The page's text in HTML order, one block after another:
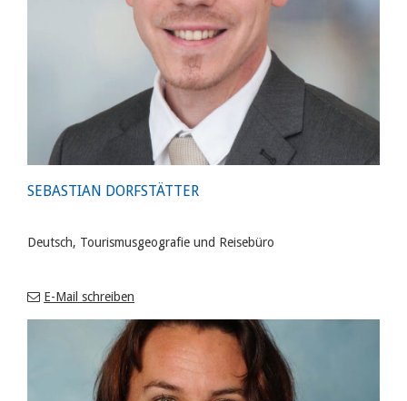
SEBASTIAN DORFSTÄTTER
Deutsch, Tourismusgeografie und Reisebüro
E-Mail schreiben